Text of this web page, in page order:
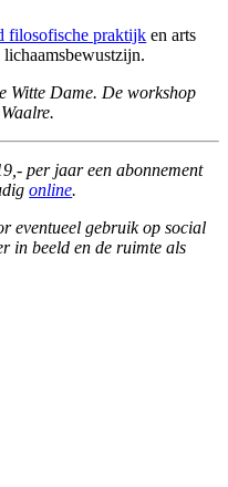
filosofische praktijk en arts
Witte Dame. De workshop
per jaar een abonnement
online.
eventueel gebruik op social
in beeld en de ruimte als